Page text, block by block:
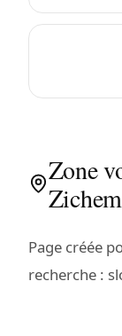
Zone
Zichem
Page créée
recherche :